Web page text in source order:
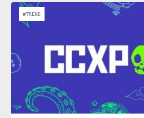
#TREND